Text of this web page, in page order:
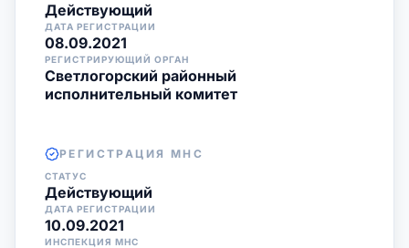
Действующий
ДАТА РЕГИСТРАЦИИ
08.09.2021
РЕГИСТРИРУЮЩИЙ ОРГАН
Светлогорский районный
исполнительный комитет
РЕГИСТРАЦИЯ МНС
СТАТУС
Действующий
ДАТА РЕГИСТРАЦИИ
10.09.2021
ИНСПЕКЦИЯ МНС